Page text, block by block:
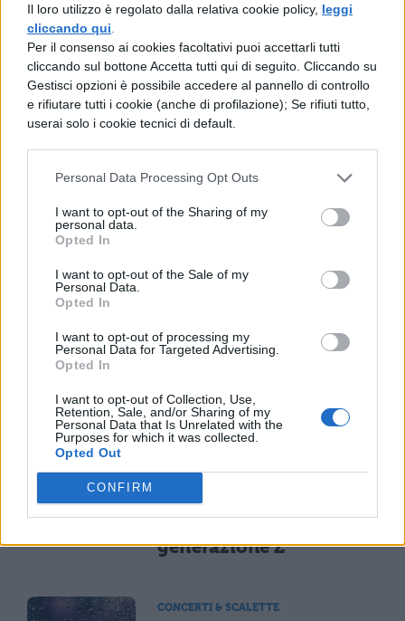
Il loro utilizzo è regolato dalla relativa cookie policy, leggi
cliccando qui
Per il consenso ai cookies facoltativi puoi accettarli tutti
cliccando sul bottone Accetta tutti qui di seguito. Cliccando su
Gestisci opzioni è possibile accedere al pannello di controllo
e rifiutare tutti i cookie (anche di profilazione); Se rifiuti tutto,
userai solo i cookie tecnici di default.
Personal Data Processing Opt Outs
I want to opt-out of the Sharing of my
personal data.
Opted In
I want to opt-out of the Sale of my
Personal Data.
Opted In
I want to opt-out of processing my
Personal Data for Targeted Advertising.
Opted In
I want to opt-out of Collection, Use,
Retention, Sale, and/or Sharing of my
Personal Data that Is Unrelated with the
Purposes for which it was collected.
Opted Out
CONFIRM
TI POTREBBE INTERESSARE
Notte di San Lorenzo
2026, quando vedere le
stelle cadenti
NEWS LIFESTYLE
settembre: come
funziona il controllo
NEWS LIFESTYLE
Oltre uno studente su
Iss su gaming, azzardo
generazione Z
CONCERTI & SCALETTE